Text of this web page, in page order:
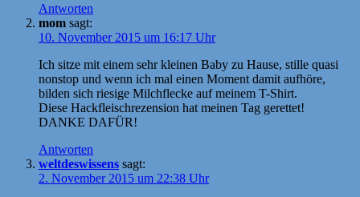
Antworten
mom sagt:
10. November 2015 um 16:17 Uhr
Ich sitze mit einem sehr kleinen Baby zu Hause, stille quasi
nonstop und wenn ich mal einen Moment damit aufhöre,
bilden sich riesige Milchflecke auf meinem T-Shirt.
Diese Hackfleischrezension hat meinen Tag gerettet!
DANKE DAFÜR!
Antworten
weltdeswissens sagt:
2. November 2015 um 22:38 Uhr